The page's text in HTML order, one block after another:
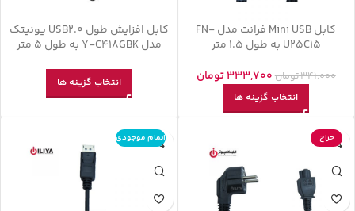
کابل Mini USB فرانت مدل FN-
U25C15 به طول 1.5 متر
341,000تومان 333,700تومان
انتخاب گزینه ها
کابل افزایش طول USB2.0 یونیتک
مدل Y-C418GBK به طول 5 متر
انتخاب گزینه ها
حراج اتمام موجودی